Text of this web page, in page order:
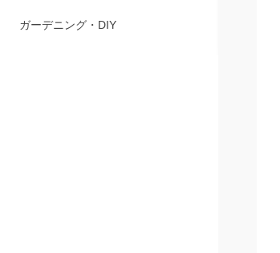
ガーデニング・DIY